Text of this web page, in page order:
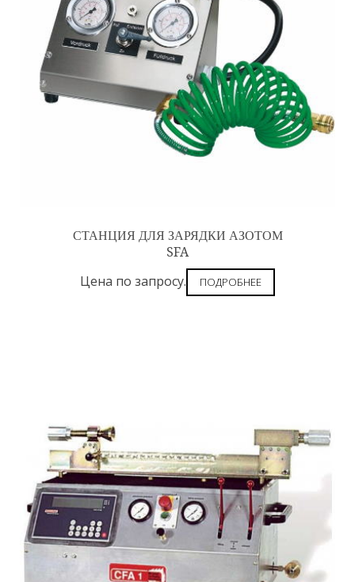
СТАНЦИЯ ДЛЯ ЗАРЯДКИ АЗОТОМ
SFA
Цена по запросу. ПОДРОБНЕЕ